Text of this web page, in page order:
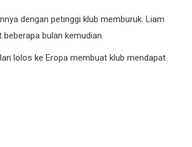
dengan petinggi klub memburuk. Liam
bulan kemudian.
lolos ke Eropa membuat klub mendapat